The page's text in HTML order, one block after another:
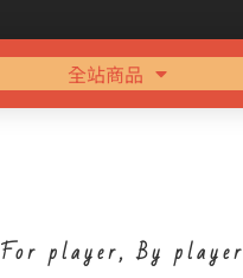
全站商品
For player, By player